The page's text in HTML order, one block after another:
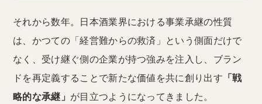
それから数年。日本酒業界における事業承継の性質
は、かつての「経営難からの救済」という側面だけで
なく、受け継ぐ側の企業が持つ強みを注入し、ブラン
ドを再定義することで新たな価値を共に創り出す 「戦
略的な承継」 が目立つようになってきました。